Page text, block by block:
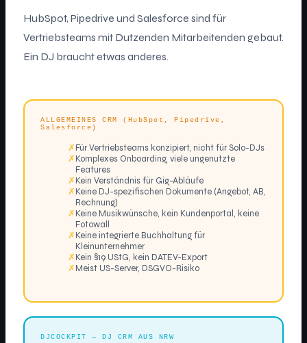
HubSpot, Pipedrive und Salesforce sind für
Vertriebsteams mit Dutzenden Mitarbeitenden gebaut.
Ein DJ braucht etwas anderes.
ALLGEMEINES CRM (HubSpot, Pipedrive,
Salesforce)
✗Für Vertriebsteams konzipiert, nicht für Solo-DJs
✗Komplexes Onboarding, viele ungenutzte
Features
✗Kein Verständnis für Gig-Abläufe
✗Keine DJ-spezifischen Dokumente (Angebot, AB,
Rechnung)
✗Keine Musikwünsche, kein Kundenportal, keine
Fotowall
✗Keine integrierte Buchhaltung für
Kleinunternehmer
✗Kein §19 UStG, kein DATEV-Export
✗Meist US-Server, DSGVO-Risiko
DJCOCKPIT — DJ CRM AUS NRW